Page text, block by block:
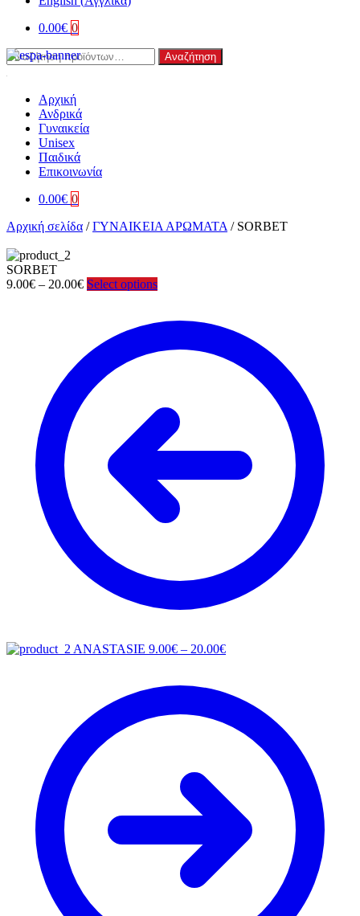
0.00€ 0
Αναζήτηση
για:
Αναζήτηση
Αρχική
Ανδρικά
Γυναικεία
Unisex
Παιδικά
Επικοινωνία
0.00€ 0
Αρχική σελίδα /ΓΥΝΑΙΚΕΙΑ ΑΡΩΜΑΤΑ / SORBET
SORBET
9.00€ – 20.00€Price
20.00€
Select options
ANASTASIE 9.00€ – 20.00€Price
through
20.00€